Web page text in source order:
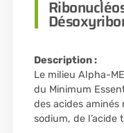
Description :
Le milieu Alpha-
du Minimum
des acides
sodium, de l’acide